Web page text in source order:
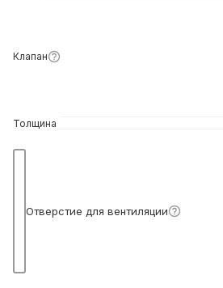
Клапан
Толщина
Отверстие для вентиляции